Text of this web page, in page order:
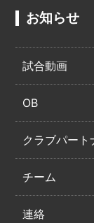
お知らせ
試合動画
OB
クラブパート
チーム
連絡